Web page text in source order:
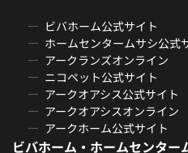
ビバホーム公式サイト
ホームセンタームサシ公式
アークランズオンライン
ニコペット公式サイト
アークオアシス公式サイト
アークオアシスオンライン
アークホーム公式サイト
ビバホーム・ホームセンター